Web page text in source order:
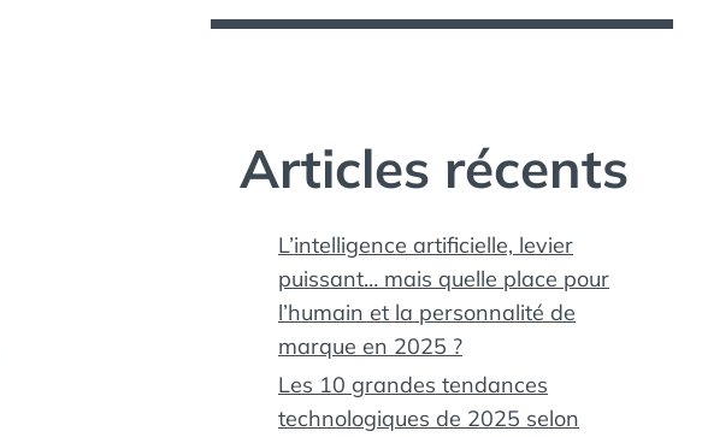
Articles récents
L’intelligence artificielle, levier
puissant… mais quelle place pour
l’humain et la personnalité de
marque en 2025 ?
Les 10 grandes tendances
technologiques de 2025 selon